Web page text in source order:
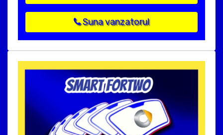
Suna vanzatorul